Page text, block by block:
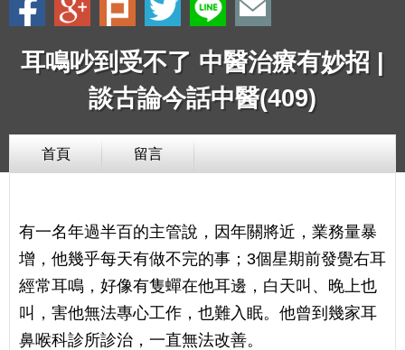
耳鳴吵到受不了 中醫治療有妙招 |
談古論今話中醫(409)
首頁 留言
有一名年過半百的主管說，因年關將近，業務量暴
增，他幾乎每天有做不完的事；3個星期前發覺右耳
經常耳鳴，好像有隻蟬在他耳邊，白天叫、晚上也
叫，害他無法專心工作，也難入眠。他曾到幾家耳
鼻喉科診所診治，一直無法改善。